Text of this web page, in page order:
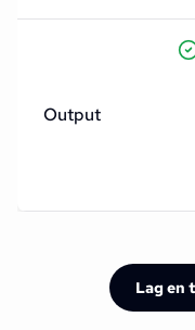
Output
Lag en